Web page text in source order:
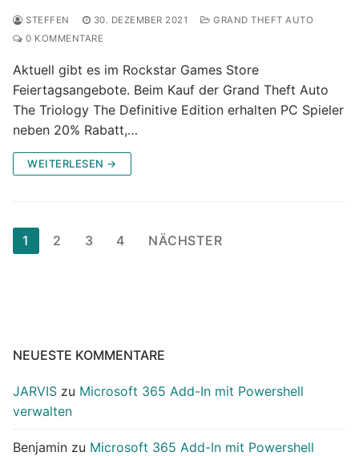
STEFFEN 30. DEZEMBER 2021
GRAND THEFT AUTO
0 KOMMENTARE
Aktuell gibt es im Rockstar Games Store
Feiertagsangebote. Beim Kauf der Grand Theft Auto
The Triology The Definitive Edition erhalten PC Spieler
neben 20% Rabatt,…
WEITERLESEN →
Seitennummerierung
der
1 2 3 4 NÄCHSTER
NEUESTE KOMMENTARE
JARVIS zu Microsoft 365 Add-In mit Powershell
verwalten
Benjamin zu Microsoft 365 Add-In mit Powershell